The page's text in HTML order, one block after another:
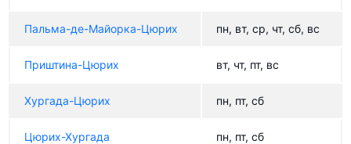
Пальма-де-Майорка-Цюрих пн, вт, ср, чт, сб, вс
Приштина-Цюрих вт, чт, пт, вс
Хургада-Цюрих пн, пт, сб
Цюрих-Хургада пн, пт, сб